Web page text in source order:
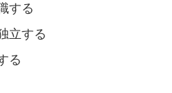
する
立する
る